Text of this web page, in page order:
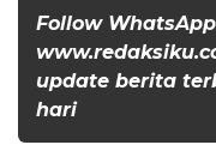
Follow
update berita
hari